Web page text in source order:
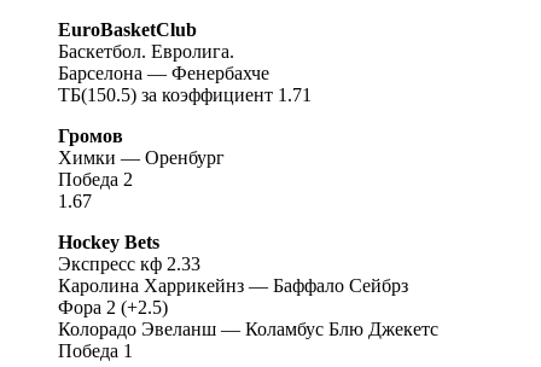
EuroBasketClub
Баскетбол. Евролига.
Барселона — Фенербахче
ТБ(150.5) за коэффициент 1.71
Громов
Химки — Оренбург
Победа 2
1.67
Hockey Bets
Экспресс кф 2.33
Каролина Харрикейнз — Баффало Сейбрз
Фора 2 (+2.5)
Колорадо Эвеланш — Коламбус Блю Джекетс
Победа 1